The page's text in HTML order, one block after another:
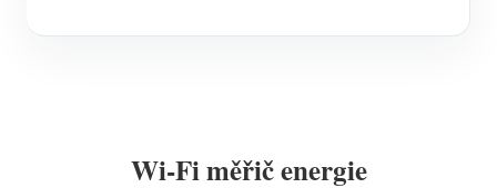
Wi-Fi měřič energie